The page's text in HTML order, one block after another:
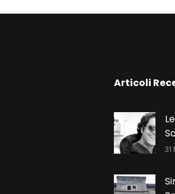
Articoli
31